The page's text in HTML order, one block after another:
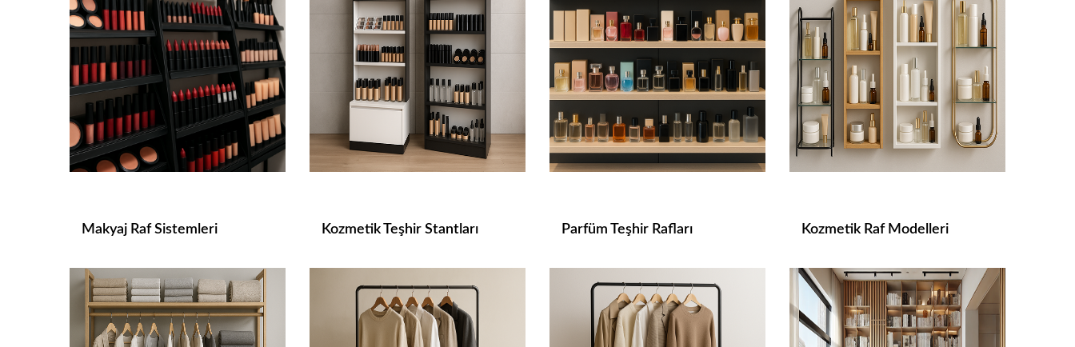
Makyaj Raf Sistemleri Kozmetik Teşhir Stantları Parfüm Teşhir Rafları Kozmetik Raf Modelleri